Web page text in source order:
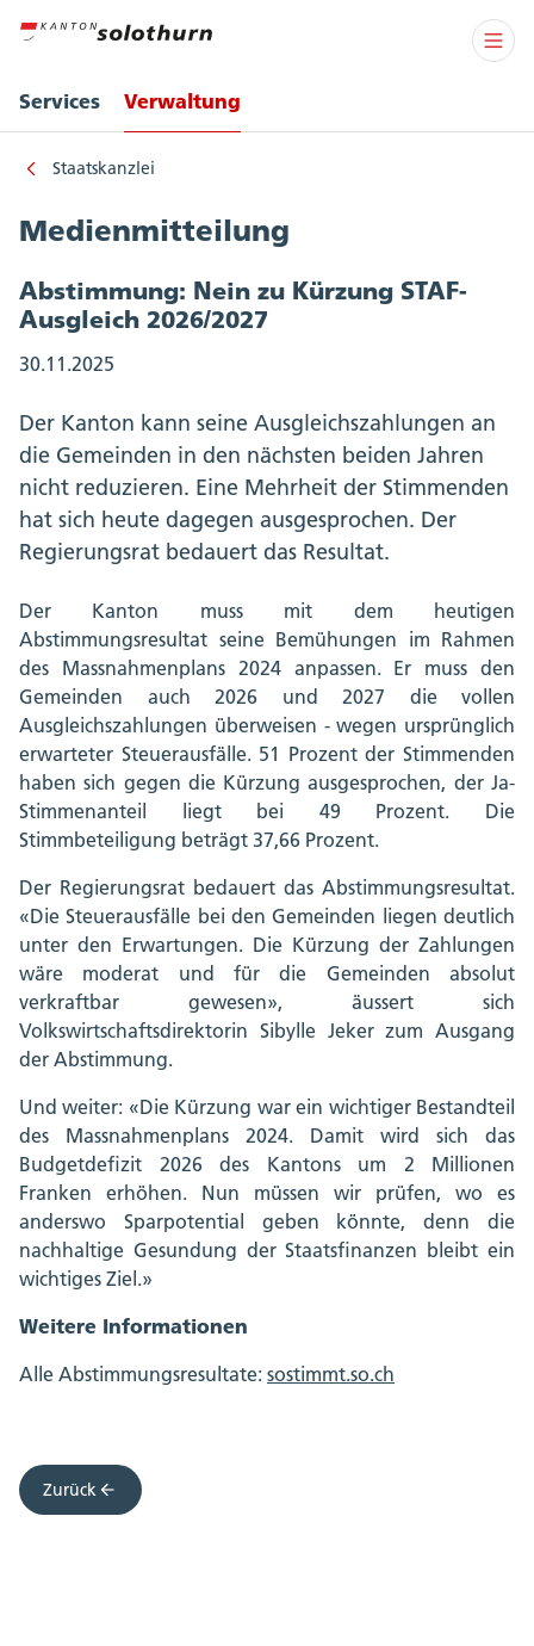
Services Verwaltung
Staatskanzlei
Medienmitteilung
Abstimmung: Nein zu Kürzung STAF-
Ausgleich 2026/2027
30.11.2025
Der Kanton kann seine Ausgleichszahlungen an
die Gemeinden in den nächsten beiden Jahren
nicht reduzieren. Eine Mehrheit der Stimmenden
hat sich heute dagegen ausgesprochen. Der
Regierungsrat bedauert das Resultat.
Der Kanton muss mit dem heutigen
Abstimmungsresultat seine Bemühungen im Rahmen
des Massnahmenplans 2024 anpassen. Er muss den
Gemeinden auch 2026 und 2027 die vollen
Ausgleichszahlungen überweisen - wegen ursprünglich
erwarteter Steuerausfälle. 51 Prozent der Stimmenden
haben sich gegen die Kürzung ausgesprochen, der Ja-
Stimmenanteil liegt bei 49 Prozent. Die
Stimmbeteiligung beträgt 37,66 Prozent.
Der Regierungsrat bedauert das Abstimmungsresultat.
«Die Steuerausfälle bei den Gemeinden liegen deutlich
unter den Erwartungen. Die Kürzung der Zahlungen
wäre moderat und für die Gemeinden absolut
verkraftbar gewesen», äussert sich
Volkswirtschaftsdirektorin Sibylle Jeker zum Ausgang
der Abstimmung.
Und weiter: «Die Kürzung war ein wichtiger Bestandteil
des Massnahmenplans 2024. Damit wird sich das
Budgetdefizit 2026 des Kantons um 2 Millionen
Franken erhöhen. Nun müssen wir prüfen, wo es
anderswo Sparpotential geben könnte, denn die
nachhaltige Gesundung der Staatsfinanzen bleibt ein
wichtiges Ziel.»
Weitere Informationen
Alle Abstimmungsresultate: sostimmt.so.ch
Zurück